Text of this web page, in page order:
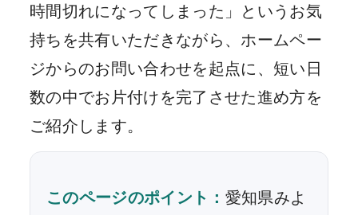
時間切れになってしまった」というお気
持ちを共有いただきながら、ホームペー
ジからのお問い合わせを起点に、短い日
数の中でお片付けを完了させた進め方を
ご紹介します。
このページのポイント： 愛知県みよ